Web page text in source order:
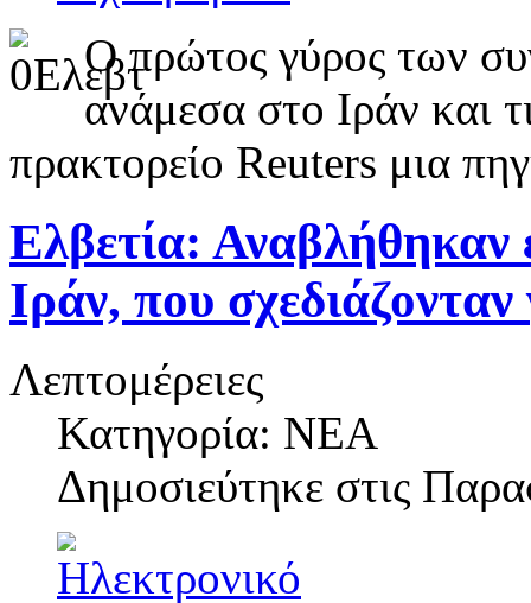
Ο πρώτος γύρος των
ανάμεσα στο Ιράν και
πρακτορείο Reuters μια
Ελβετία: Αναβλήθηκαν
Ιράν, που
Λεπτομέρειες
Κατηγορία: ΝΕΑ
Δημοσιεύτηκε στις